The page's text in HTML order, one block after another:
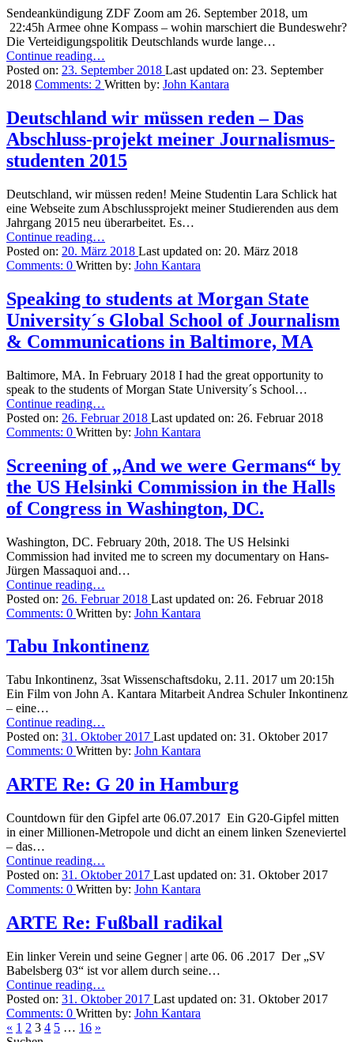
Sendeankündigung ZDF Zoom am 26. September 2018, um
22:45h Armee ohne Kompass – wohin marschiert die Bundeswehr?
Die Verteidigungspolitik Deutschlands wurde lange…
Continue reading“Armee
ohne
Kompass
wohin
marschiert
die
Bundeswehr?”
…
Posted on: 23. September 2018 Last updated on: 23. September
2018 Comments: 2 Written by: John Kantara
Deutschland wir müssen reden – Das
Abschluss-projekt meiner Journalismus-
studenten 2015
Deutschland, wir müssen reden! Meine Studentin Lara Schlick hat
eine Webseite zum Abschlussprojekt meiner Studierenden aus dem
Jahrgang 2015 neu überarbeitet. Es…
Continue reading“Deutschland
wir
müssen
Das
Abschluss-
projekt
meiner
studenten
2015”
…
Posted on: 20. März 2018 Last updated on: 20. März 2018
Comments: 0 Written by: John Kantara
Speaking to students at Morgan State
University´s Global School of Journalism
& Communications in Baltimore, MA
Baltimore, MA. In February 2018 I had the great opportunity to
speak to the students of Morgan State University´s School…
Continue reading“Speaking
to
students
Morgan
State
University
Global
of
Journalism
&
Communications
in
Baltimore,
…
Posted on: 26. Februar 2018 Last updated on: 26. Februar 2018
Comments: 0 Written by: John Kantara
Screening of „And we were Germans“ by
the US Helsinki Commission in the Halls
of Congress in Washington, DC.
Washington, DC. February 20th, 2018. The US Helsinki
Commission had invited me to screen my documentary on Hans-
Jürgen Massaquoi and…
Continue reading“Screening
of
„And
were
Germans“
the
US
Commission
in
the
of
Congress
Washington,
DC.”
…
Posted on: 26. Februar 2018 Last updated on: 26. Februar 2018
Comments: 0 Written by: John Kantara
Tabu Inkontinenz
Tabu Inkontinenz, 3sat Wissenschaftsdoku, 2.11. 2017 um 20:15h
Ein Film von John A. Kantara Mitarbeit Andrea Schuler Inkontinenz
– eine…
Continue reading“Tabu
Inkontinenz”
…
Posted on: 31. Oktober 2017 Last updated on: 31. Oktober 2017
Comments: 0 Written by: John Kantara
ARTE Re: G 20 in Hamburg
Countdown für den Gipfel arte 06.07.2017 Ein G20-Gipfel mitten
in einer Millionen-Metropole und dicht an einem linken Szeneviertel
– das…
Continue reading“ARTE
Re:
G
in
Hamburg”
…
Posted on: 31. Oktober 2017 Last updated on: 31. Oktober 2017
Comments: 0 Written by: John Kantara
ARTE Re: Fußball radikal
Ein linker Verein und seine Gegner | arte 06. 06 .2017 Der „SV
Babelsberg 03“ ist vor allem durch seine…
Continue reading“ARTE
Re:
Fußball
radikal”
…
Posted on: 31. Oktober 2017 Last updated on: 31. Oktober 2017
Comments: 0 Written by: John Kantara
« Previous
1 2 3 4 5 … 16 Next
»